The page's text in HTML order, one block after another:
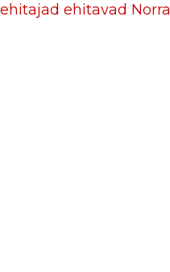
ehitavad Norra